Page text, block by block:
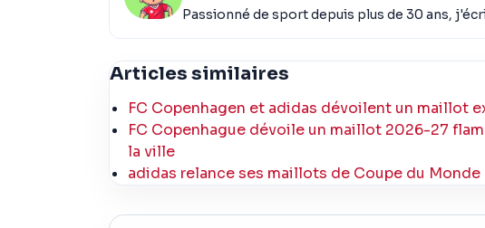
Passionné de sport depuis plus de 30 ans,
Articles similaires
FC Copenhagen et adidas dévoilent un maillot
FC Copenhague dévoile un maillot 2026-27
la ville
adidas relance ses maillots de Coupe du